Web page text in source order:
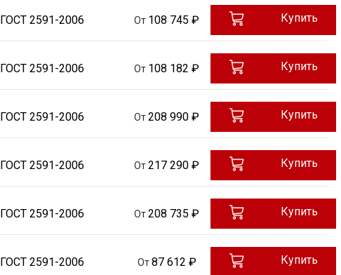
ГОСТ 2591-2006 От 108 745 ₽ Купить
ГОСТ 2591-2006 От 108 182 ₽ Купить
ГОСТ 2591-2006 От 208 990 ₽ Купить
ГОСТ 2591-2006 От 217 290 ₽ Купить
ГОСТ 2591-2006 От 208 735 ₽ Купить
ГОСТ 2591-2006 От87 612 ₽ Купить